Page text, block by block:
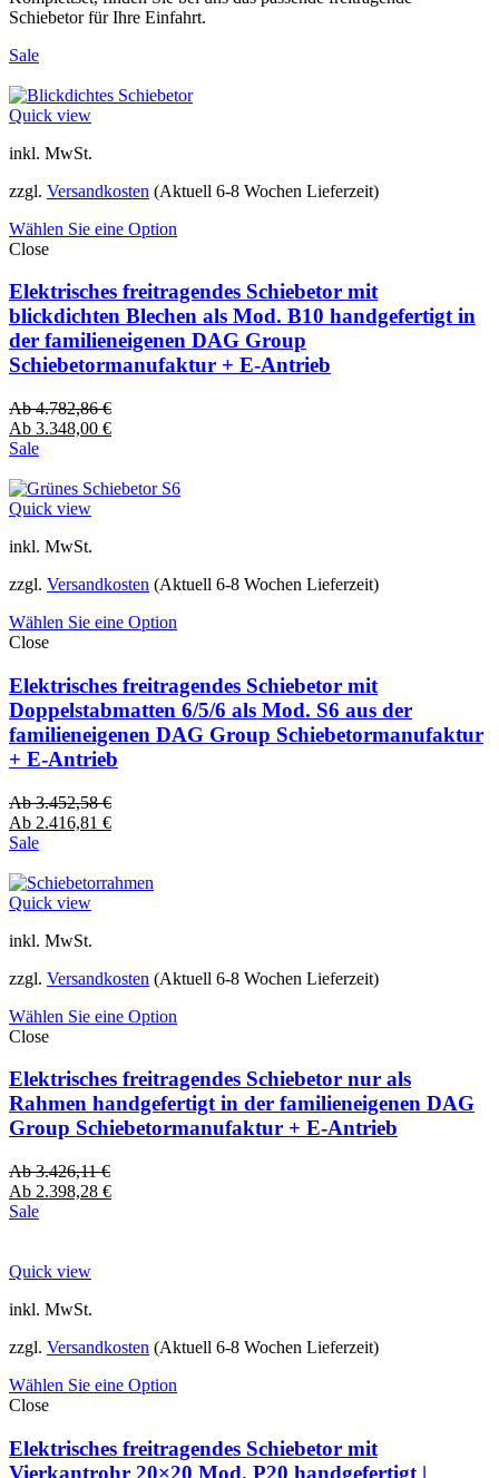
Schiebetor für Ihre Einfahrt.
Sale
Quick view
inkl. MwSt.
zzgl. Versandkosten (Aktuell 6-8 Wochen Lieferzeit)
Wählen Sie eine Option
Close
Elektrisches freitragendes Schiebetor mit
blickdichten Blechen als Mod. B10 handgefertigt in
der familieneigenen DAG Group
Schiebetormanufaktur + E-Antrieb
Ab4.782,86€
Ab 3.348,00 €
Sale
Quick view
inkl. MwSt.
zzgl. Versandkosten (Aktuell 6-8 Wochen Lieferzeit)
Wählen Sie eine Option
Close
Elektrisches freitragendes Schiebetor mit
Doppelstabmatten 6/5/6 als Mod. S6 aus der
familieneigenen DAG Group Schiebetormanufaktur
+ E-Antrieb
Ab3.452,58€
Ab 2.416,81 €
Sale
Quick view
inkl. MwSt.
zzgl. Versandkosten (Aktuell 6-8 Wochen Lieferzeit)
Wählen Sie eine Option
Close
Elektrisches freitragendes Schiebetor nur als
Rahmen handgefertigt in der familieneigenen DAG
Group Schiebetormanufaktur + E-Antrieb
Ab3.426,11€
Ab 2.398,28 €
Sale
Quick view
inkl. MwSt.
zzgl. Versandkosten (Aktuell 6-8 Wochen Lieferzeit)
Wählen Sie eine Option
Close
Elektrisches freitragendes Schiebetor mit
Vierkantrohr 20×20 Mod. P20 handgefertigt |